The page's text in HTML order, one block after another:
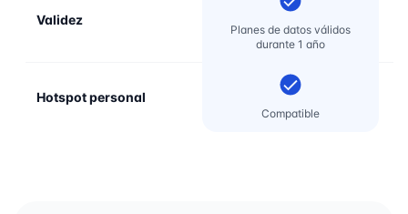
Validez
Planes de datos válidos
durante 1 año
Hotspot personal
Compatible